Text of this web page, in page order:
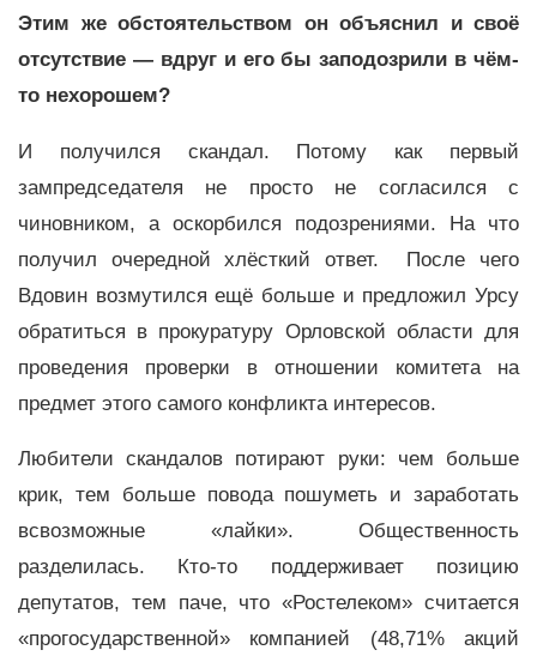
Этим же обстоятельством он объяснил и своё
отсутствие — вдруг и его бы заподозрили в чём-
то нехорошем?
И получился скандал. Потому как первый
зампредседателя не просто не согласился с
чиновником, а оскорбился подозрениями. На что
получил очередной хлёсткий ответ. После чего
Вдовин возмутился ещё больше и предложил Урсу
обратиться в прокуратуру Орловской области для
проведения проверки в отношении комитета на
предмет этого самого конфликта интересов.
Любители скандалов потирают руки: чем больше
крик, тем больше повода пошуметь и заработать
всвозможные «лайки». Общественность
разделилась. Кто-то поддерживает позицию
депутатов, тем паче, что «Ростелеком» считается
«прогосударственной» компанией (48,71% акций